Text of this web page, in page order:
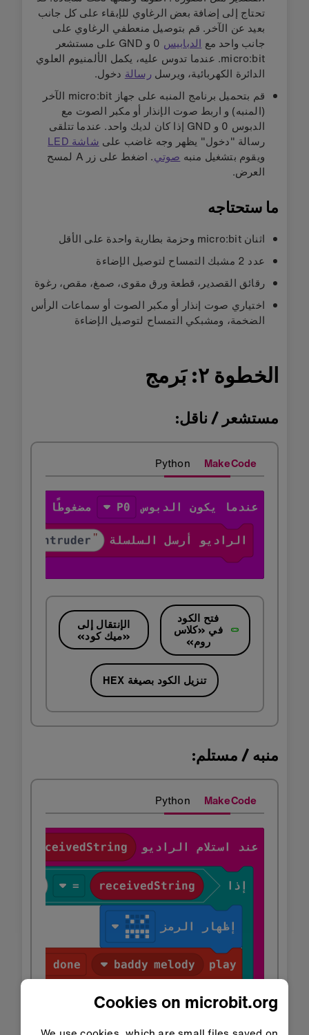
تحتاج إلى إضافة بعض الرغاوي للإبقاء على كل جانب
بعيد عن الآخر. قم بتوصيل منعطفي الرغاوي على
جانب واحد مع الدبابيس
0 و GND على مستشعر
micro:bit. عندما تدوس عليه، يكمل الألمنيوم العلوي
الدائرة الكهربائية، ويرسلرسالة دخول.
قم بتحميل برنامج المنبه على جهاز micro:bit الآخر
(المنبه) و اربط صوت الإنذار أو مكبر الصوت مع
الدبوس 0 و GND إذا كان لديك واحد. عندما تتلقى
رسالة "دخول" يظهر وجه غاضب على شاشة LED
ويقوم بتشغيل منبه صوتي. اضغط على زر
A لمسح
العرض.
ما ستحتاجه
اثنان micro:bit وحزمة بطارية واحدة على الأقل
عدد 2 مشبك التمساح لتوصيل الإضاءة
رقائق القصدير، قطعة ورق مقوى، صمغ، مقص، رغوة
اختياري صوت إنذار أو مكبر الصوت أو سماعات الرأس
الضخمة، ومشبكي التمساح لتوصيل الإضاءة
الخطوة ٢: بَرمج
مستشعر / ناقل:
MakeCode
Python
فتح الكود
في «كلاس
روم»
الإنتقال إلى
«ميك كود»
تنزيل الكود بصيغة HEX
منبه / مستلم:
MakeCode
Python
Cookies on microbit.org